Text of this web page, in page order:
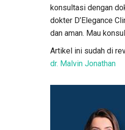
konsultasi dengan
dokter D’Elegance
dan aman. Mau
Artikel ini sudah di
dr. Malvin Jonathan